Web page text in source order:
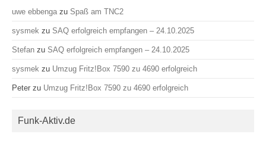
uwe ebbenga zu Spaß am TNC2
sysmek zu SAQ erfolgreich empfangen – 24.10.2025
Stefan zu SAQ erfolgreich empfangen – 24.10.2025
sysmek zu Umzug Fritz!Box 7590 zu 4690 erfolgreich
Peter zu Umzug Fritz!Box 7590 zu 4690 erfolgreich
Funk-Aktiv.de